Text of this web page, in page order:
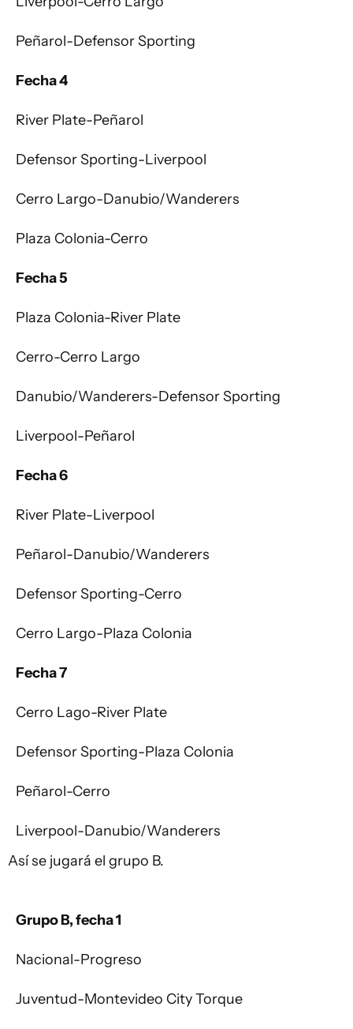
Peñarol-Defensor Sporting
Fecha 4
River Plate-Peñarol
Defensor Sporting-Liverpool
Cerro Largo-Danubio/Wanderers
Plaza Colonia-Cerro
Fecha 5
Plaza Colonia-River Plate
Cerro-Cerro Largo
Danubio/Wanderers-Defensor Sporting
Liverpool-Peñarol
Fecha 6
River Plate-Liverpool
Peñarol-Danubio/Wanderers
Defensor Sporting-Cerro
Cerro Largo-Plaza Colonia
Fecha 7
Cerro Lago-River Plate
Defensor Sporting-Plaza Colonia
Peñarol-Cerro
Liverpool-Danubio/Wanderers
Así se jugará el grupo B.
Grupo B, fecha 1
Nacional-Progreso
Juventud-Montevideo City Torque